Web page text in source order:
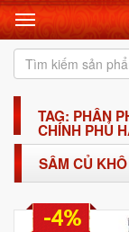
TAG: PHÂN
CHÍNH PHỦ
SÂM CỦ KHÔ
-4%